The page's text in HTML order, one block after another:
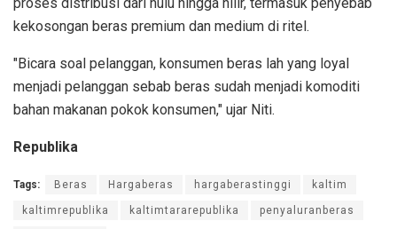
proses distribusi dari hulu hingga hilir, termasuk penyebab
kekosongan beras premium dan medium di ritel.
"Bicara soal pelanggan, konsumen beras lah yang loyal
menjadi pelanggan sebab beras sudah menjadi komoditi
bahan makanan pokok konsumen," ujar Niti.
Republika
Tags: Beras Hargaberas hargaberastinggi kaltim
kaltimrepublika kaltimtararepublika penyaluranberas